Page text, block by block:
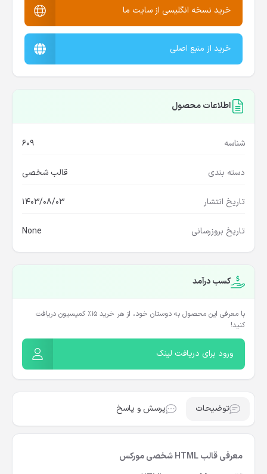
خرید نسخه انگلیسی از سایت ما
خرید از منبع اصلی
اطلاعات محصول
شناسه 609
دسته بندی قالب شخصی
تاریخ انتشار 1403/08/03
تاریخ بروزرسانی None
کسب درآمد
با معرفی این محصول به دوستان خود، از هر خرید ۱۵٪ کمیسیون دریافت
کنید!
ورود برای دریافت لینک
توضیحات پرسش و پاسخ
معرفی قالب HTML شخصی مورکس